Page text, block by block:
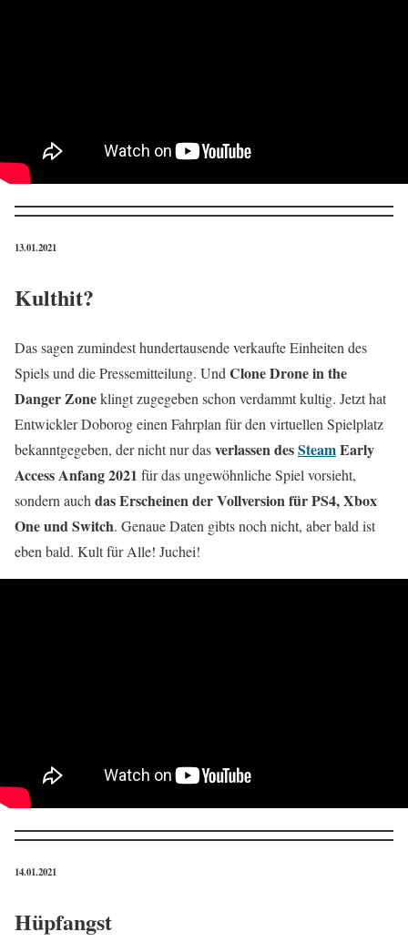
13.01.2021
Kulthit?
Das sagen zumindest hundertausende verkaufte Einheiten des
Spiels und die Pressemitteilung. Und Clone Drone in the
Danger Zoneklingt zugegeben schon verdammt kultig. Jetzt hat
Entwickler Doborog einen Fahrplan für den virtuellen Spielplatz
bekanntgegeben, der nicht nur dasverlassen desSteamEarly
Access Anfang 2021 für das ungewöhnliche Spiel vorsieht,
sondern auch das Erscheinen der Vollversion für PS4, Xbox
One und Switch. Genaue Daten gibts noch nicht, aber bald ist
eben bald. Kult für Alle! Juchei!
14.01.2021
Hüpfangst